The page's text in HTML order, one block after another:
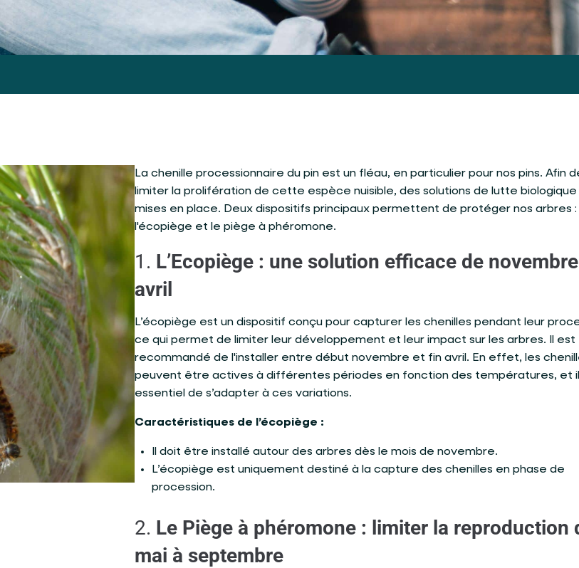
La chenille processionnaire du pin est un fléau, en particulier pour nos pins. Afin
limiter la prolifération de cette espèce nuisible, des solutions de lutte biologique
mises en place. Deux dispositifs principaux permettent de protéger nos arbres :
l'écopiège et le piège à phéromone.
1. L’Ecopiège : une solution efficace de
avril
L’écopiège est un dispositif conçu pour capturer les chenilles pendant leur
ce qui permet de limiter leur développement et leur impact sur les arbres. Il est
recommandé de l'installer entre début novembre et fin avril. En effet, les
peuvent être actives à différentes périodes en fonction des températures, et
essentiel de s’adapter à ces variations.
Caractéristiques de l’écopiège :
Il doit être installé autour des arbres dès le mois de novembre.
L’écopiège est uniquement destiné à la capture des chenilles en phase de
procession.
2. Le Piège à phéromone : limiter la reproduction
mai à septembre